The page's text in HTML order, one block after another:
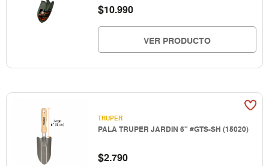
$10.990
VER PRODUCTO
TRUPER
PALA TRUPER JARDIN 6" #GTS-SH (15020)
$2.790